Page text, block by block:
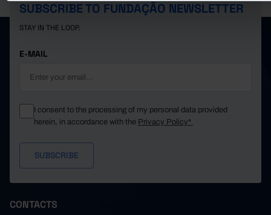
SUBSCRIBE TO FUNDAÇÃO NEWSLETTER
STAY IN THE LOOP.
E-MAIL
I consent to the processing of my personal data provided
herein, in accordance with the Privacy Policy*
CONTACTS